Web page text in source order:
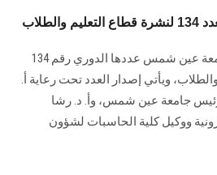
تصدر البوابة الإلكترونية لجامعة عين شمس عددها الدوري رقم 134
لنشرة قطاع شؤون التعليم ‏والطلاب‎، ويأتي إصدار العدد تحت رعاية أ.
رئيس جامعة عين شمس، وأ. د. ‏رشا
ووكيل كلية الحاسبات لشؤون